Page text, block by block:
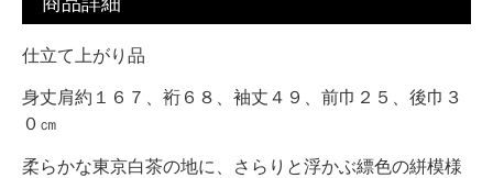
仕立て上がり品
身丈肩約１６７、裄６８、袖丈４９、前巾２５、後巾３
０㎝
柔らかな東京白茶の地に、さらりと浮かぶ縹色の絣模様